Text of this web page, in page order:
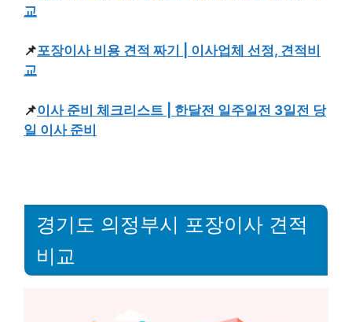
교
📌포장이사 비용 견적 짜기 | 이사업체 선정, 견적비
교
📌이사 준비 체크리스트 | 한달전 일주일전 3일전 당
일 이사 준비
경기도 의정부시 포장이사 견적
비교